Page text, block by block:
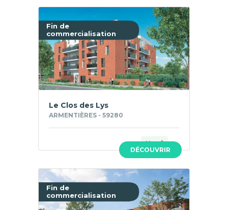
Fin de
commercialisation
DÉCOUVRIR
Le Clos des Lys
ARMENTIÈRES - 59280
Neuf
Fin de
commercialisation